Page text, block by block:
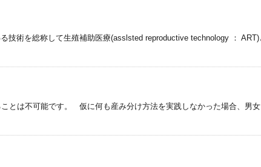
技術を総称して生殖補助医療(asslsted reproductive technology ： ART)
とは不可能です。 仮に何も産み分け方法を実践しなかった場合、男